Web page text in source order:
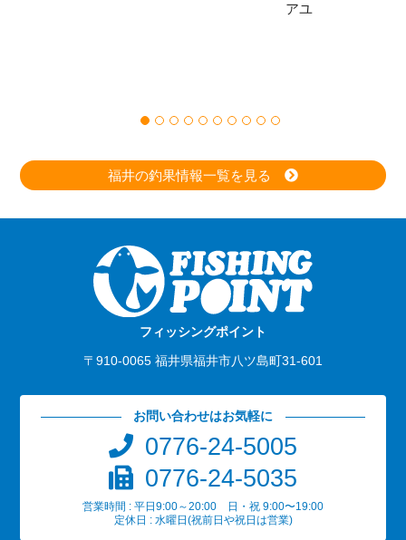
アユ
福井の釣果情報一覧を見る
フィッシングポイント
〒910-0065 福井県福井市八ツ島町31-601
お問い合わせはお気軽に
0776-24-5005
0776-24-5035
営業時間 : 平日9:00～20:00 日・祝 9:00〜19:00
定休日 : 水曜日(祝前日や祝日は営業)